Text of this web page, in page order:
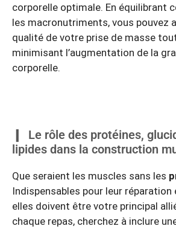
corporelle optimale. En équilibrant
les macronutriments, vous pouvez
qualité de votre prise de masse
minimisant l’augmentation de la
corporelle.
Le rôle des protéines,
lipides dans la construction
Que seraient les muscles sans les
Indispensables pour leur
elles doivent être votre principal
chaque repas, cherchez à inclure